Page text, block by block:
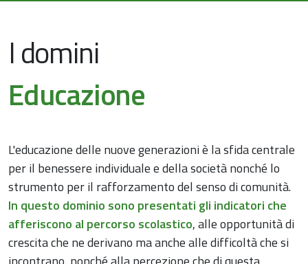
I domini
Educazione
L'educazione delle nuove generazioni è la sfida centrale
per il benessere individuale e della società nonché lo
strumento per il rafforzamento del senso di comunità.
In questo dominio sono presentati gli indicatori che
afferiscono al percorso scolastico, alle opportunità di
crescita che ne derivano ma anche alle difficoltà che si